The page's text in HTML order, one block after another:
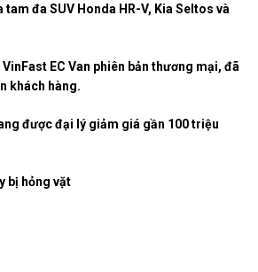
tam đa SUV Honda HR-V, Kia Seltos và
EC Van phiên bản thương mại, đã
khách hàng.
được đại lý giảm giá gần 100 triệu
bị hỏng vặt